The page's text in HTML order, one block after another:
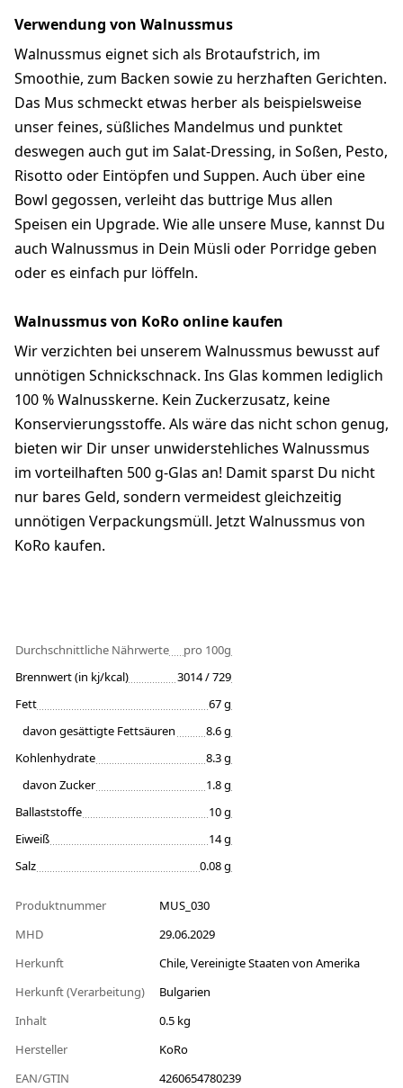
Verwendung von Walnussmus
Walnussmus eignet sich als Brotaufstrich, im
Smoothie, zum Backen sowie zu herzhaften Gerichten.
Das Mus schmeckt etwas herber als beispielsweise
unser feines, süßliches Mandelmus und punktet
deswegen auch gut im Salat-Dressing, in Soßen, Pesto,
Risotto oder Eintöpfen und Suppen. Auch über eine
Bowl gegossen, verleiht das buttrige Mus allen
Speisen ein Upgrade. Wie alle unsere Muse, kannst Du
auch Walnussmus in Dein Müsli oder Porridge geben
oder es einfach pur löffeln.
Walnussmus von KoRo online kaufen
Wir verzichten bei unserem Walnussmus bewusst auf
unnötigen Schnickschnack. Ins Glas kommen lediglich
100 % Walnusskerne. Kein Zuckerzusatz, keine
Konservierungsstoffe. Als wäre das nicht schon genug,
bieten wir Dir unser unwiderstehliches Walnussmus
im vorteilhaften 500 g-Glas an! Damit sparst Du nicht
nur bares Geld, sondern vermeidest gleichzeitig
unnötigen Verpackungsmüll. Jetzt Walnussmus von
KoRo kaufen.
Durchschnittliche Nährwerte
pro 100g
Brennwert (in kj/kcal)
3014 / 729
Fett
67 g
davon gesättigte Fettsäuren
8.6 g
Kohlenhydrate
8.3 g
davon Zucker
1.8 g
Ballaststoffe
10 g
Eiweiß
14 g
Salz
0.08 g
Produktnummer
MUS_030
MHD
29.06.2029
Herkunft
Chile, Vereinigte Staaten von Amerika
Herkunft (Verarbeitung)
Bulgarien
Inhalt
0.5 kg
Hersteller
KoRo
EAN/GTIN
4260654780239